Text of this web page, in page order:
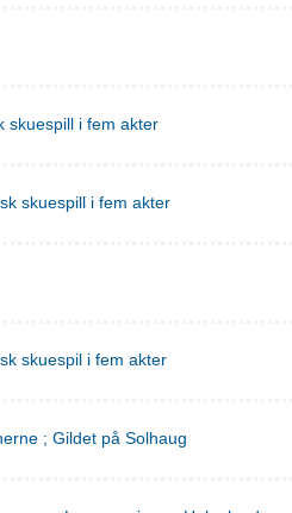
skuespill i fem akter
skuespill i fem akter
skuespil i fem akter
; Gildet på Solhaug